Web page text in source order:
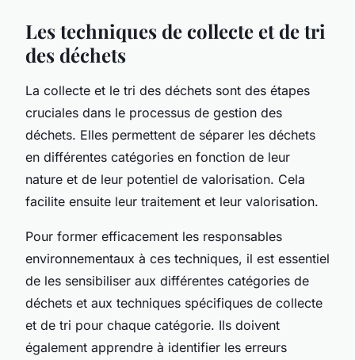
Les techniques de collecte et de tri
des déchets
La collecte et le tri des déchets sont des étapes
cruciales dans le processus de gestion des
déchets. Elles permettent de séparer les déchets
en différentes catégories en fonction de leur
nature et de leur potentiel de valorisation. Cela
facilite ensuite leur traitement et leur valorisation.
Pour former efficacement les responsables
environnementaux à ces techniques, il est essentiel
de les sensibiliser aux différentes catégories de
déchets et aux techniques spécifiques de collecte
et de tri pour chaque catégorie. Ils doivent
également apprendre à identifier les erreurs